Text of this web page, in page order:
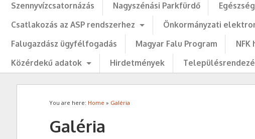
Szennyvízcsatornázás
Nagyszénási Parkfürdő
Csatlakozás az ASP rendszerhez
Önkormányzati
Falugazdász ügyfélfogadás
Magyar Falu Program
Közérdekű adatok
Hirdetmények
You are here: Home » Galéria
Galéria